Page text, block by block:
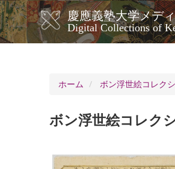
メ
イ
ン
コ
慶應義塾大学メデ
Digital Collections of
メ
イ
ビ
ー
シ
ン
ホーム
ボン浮世絵コレク
ボン浮世絵コレク